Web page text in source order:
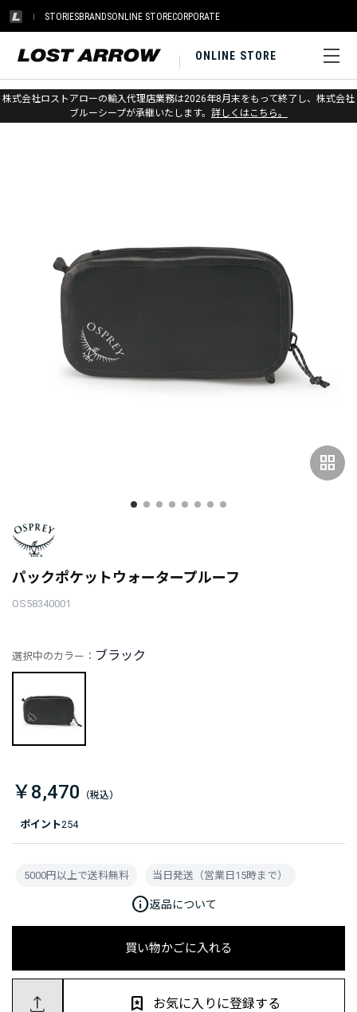
STORIESBRANDSONLINE STORECORPORATE
ONLINE STORE
株式会社ロストアローの輸入代理店業務は2026年8月末をもって終了し、株式会社
ブルーシープが承継いたします。 詳しくはこちら。
ホーム > オスプレー > アクセサリー > アウトドア
grid_view
パックポケットウォータープルーフ
OS58340001
ポイント254
選択中のカラー： ブラック
￥8,470
買い物かごに入れる
お気に入りに登録する
5000円以上で送料無料 当日発送（営業日15時まで）
info返品について